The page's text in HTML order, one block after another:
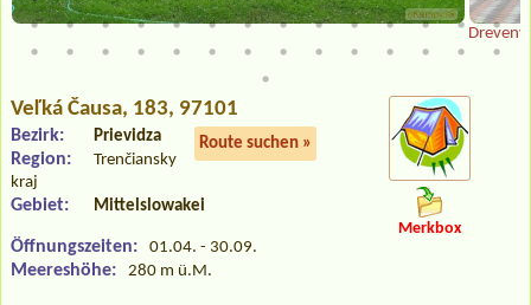
Veľká Čausa, 183, 97101
Route suchen »
Bezirk: Prievidza
Region:
Trenčiansky
kraj
Gebiet: Mittelslowakei
Öffnungszeiten: 01.04. - 30.09.
Meereshöhe: 280 m ü.M.
Merkbox